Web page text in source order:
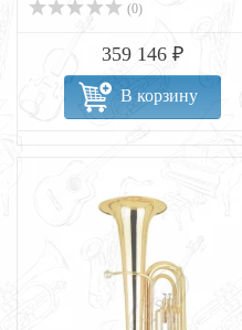
(0)
359 146 ₽
В корзину